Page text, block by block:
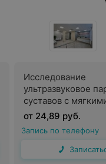
Исследование
ультразвуковое
суставов с
и дуплексным
сканированием
одного
региона.
от 24,89 руб.
Запись по телефону